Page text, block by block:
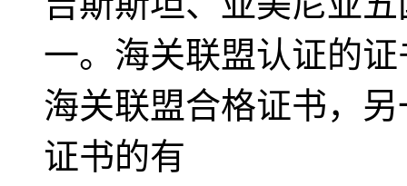
一。海关联盟认证的
海关联盟合格证书，
证书的有